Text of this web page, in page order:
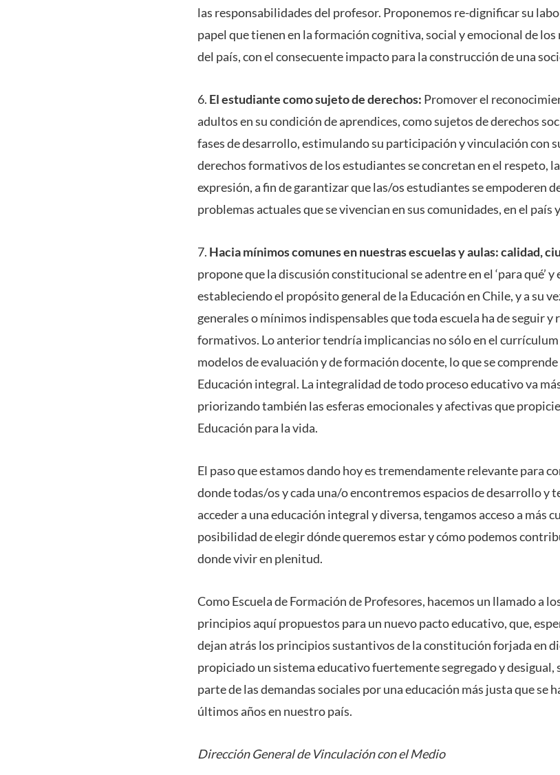
las responsabilidades del profesor. Proponemos re-dignificar su
papel que tienen en la formación cognitiva, social y emocional de
del país, con el consecuente impacto para la construcción de una
6. El estudiante como sujeto de derechos: Promover el
adultos en su condición de aprendices, como sujetos de derechos
fases de desarrollo, estimulando su participación y vinculación con
derechos formativos de los estudiantes se concretan en el respeto,
expresión, a fin de garantizar que las/os estudiantes se empoderen
problemas actuales que se vivencian en sus comunidades, en el país
7. Hacia mínimos comunes en nuestras escuelas y aulas: calidad,
propone que la discusión constitucional se adentre en el ‘para qué’ y
estableciendo el propósito general de la Educación en Chile, y a su
generales o mínimos indispensables que toda escuela ha de seguir y
formativos. Lo anterior tendría implicancias no sólo en el
modelos de evaluación y de formación docente, lo que se
Educación integral. La integralidad de todo proceso educativo va
priorizando también las esferas emocionales y afectivas que
Educación para la vida.
El paso que estamos dando hoy es tremendamente relevante para
donde todas/os y cada una/o encontremos espacios de desarrollo y
acceder a una educación integral y diversa, tengamos acceso a más
posibilidad de elegir dónde queremos estar y cómo podemos
donde vivir en plenitud.
Como Escuela de Formación de Profesores, hacemos un llamado a
principios aquí propuestos para un nuevo pacto educativo, que,
dejan atrás los principios sustantivos de la constitución forjada en
propiciado un sistema educativo fuertemente segregado y desigual,
parte de las demandas sociales por una educación más justa que se
últimos años en nuestro país.
Dirección General de Vinculación con el Medio